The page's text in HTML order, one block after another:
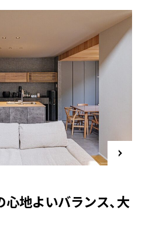
地よいバランス、大